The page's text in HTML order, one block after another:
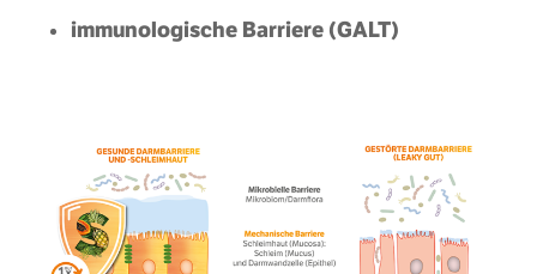
immunologische Barriere (GALT)